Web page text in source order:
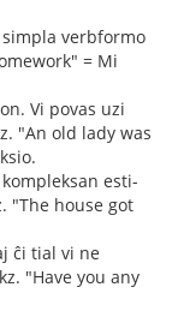
verbformo
= Mi
Vi povas uzi
"An old lady was
esti-
"The house got
ĉi tial vi ne
"Have you any